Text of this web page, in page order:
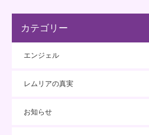
カテゴリー
エンジェル
レムリアの真実
お知らせ